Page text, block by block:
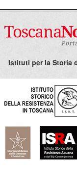
Istituti per la Storia